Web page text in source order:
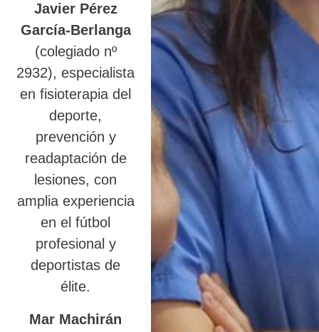
Javier Pérez
García-Berlanga
(colegiado nº
2932), especialista
en fisioterapia del
deporte,
prevención y
readaptación de
lesiones, con
amplia experiencia
en el fútbol
profesional y
deportistas de
élite.
Mar Machirán